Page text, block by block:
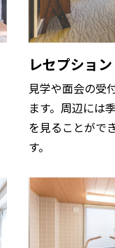
レセプション
見学や面会の受
ます。周辺には
を見ることがで
す。